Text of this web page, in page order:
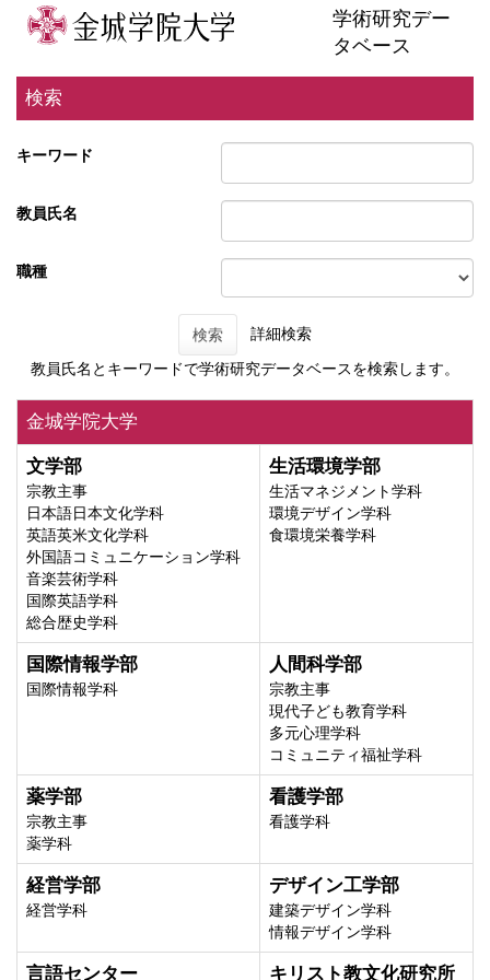
学術研究デー
タベース
検索
キーワード
教員氏名
職種
検索 詳細検索
教員氏名とキーワードで学術研究データベースを検索します。
金城学院大学
文学部
宗教主事
日本語日本文化学科
英語英米文化学科
外国語コミュニケーション学科
音楽芸術学科
国際英語学科
総合歴史学科
生活環境学部
生活マネジメント学科
環境デザイン学科
食環境栄養学科
国際情報学部
国際情報学科
人間科学部
宗教主事
現代子ども教育学科
多元心理学科
コミュニティ福祉学科
薬学部
宗教主事
薬学科
看護学部
看護学科
経営学部
経営学科
デザイン工学部
建築デザイン学科
情報デザイン学科
言語センター キリスト教文化研究所